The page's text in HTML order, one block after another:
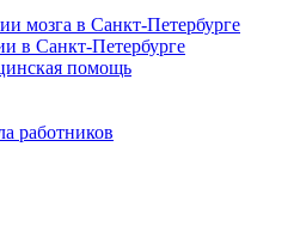
мозга в Санкт-Петербурге
в Санкт-Петербурге
помощь
работников